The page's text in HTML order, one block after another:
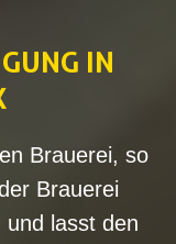
IN
Brauerei, so
Brauerei
lasst den